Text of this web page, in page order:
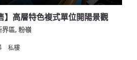
】高層特色複式單位開陽景觀
界區, 粉嶺
私樓